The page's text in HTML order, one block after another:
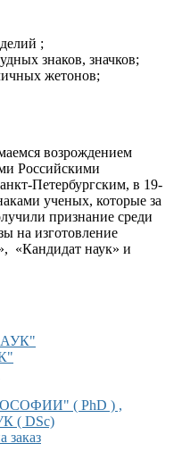
;
знаков, значков;
жетонов;
возрождением
Российскими
Петербургским, в 19-
ученых, которые за
признание среди
на изготовление
«Кандидат наук» и
( PhD ) ,
( DSc)
заказ